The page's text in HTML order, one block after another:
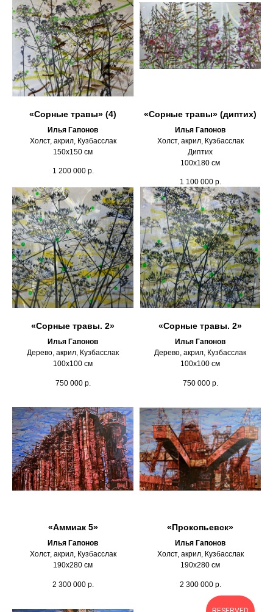
«Сорные травы» (4)
Илья Гапонов
Холст, акрил, Кузбасслак
150х150 см
1 200 000 р.
«Сорные травы» (диптих)
Илья Гапонов
Холст, акрил, Кузбасслак
Диптих
100х180 см
1 100 000 р.
«Сорные травы. 2»
Илья Гапонов
Дерево, акрил, Кузбасслак
100х100 см
750 000 р.
«Сорные травы. 2»
Илья Гапонов
Дерево, акрил, Кузбасслак
100х100 см
750 000 р.
«Аммиак 5»
Илья Гапонов
Холст, акрил, Кузбасслак
190х280 см
2 300 000 р.
«Прокопьевск»
Илья Гапонов
Холст, акрил, Кузбасслак
190х280 см
2 300 000 р.